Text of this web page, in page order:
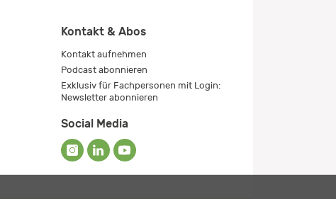
Kontakt & Abos
Kontakt aufnehmen
Podcast abonnieren
Exklusiv für Fachpersonen mit Login:
Newsletter abonnieren
Social Media